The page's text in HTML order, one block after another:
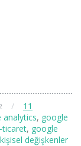
/
11
analytics, google
ticaret, google
değişkenler